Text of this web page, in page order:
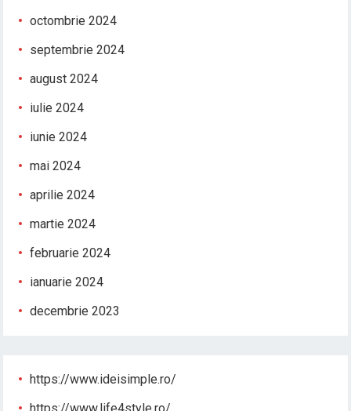
octombrie 2024
septembrie 2024
august 2024
iulie 2024
iunie 2024
mai 2024
aprilie 2024
martie 2024
februarie 2024
ianuarie 2024
decembrie 2023
https://www.ideisimple.ro/